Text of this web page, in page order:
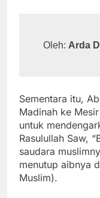
Oleh: Arda
Sementara itu,
Madinah ke
untuk
Rasulullah Saw,
saudara
menutup aibnya
Muslim).